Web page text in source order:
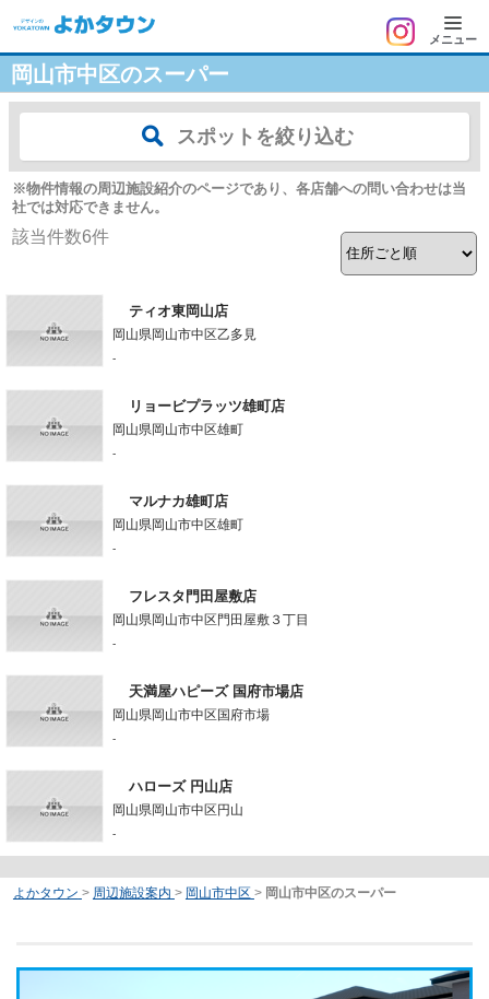
メニュー
岡山市中区のスーパー
スポットを絞り込む
※物件情報の周辺施設紹介のページであり、各店舗への問い合わせは当
社では対応できません。
該当件数6件
ティオ東岡山店
岡山県岡山市中区乙多見
-
リョービプラッツ雄町店
岡山県岡山市中区雄町
-
マルナカ雄町店
岡山県岡山市中区雄町
-
フレスタ門田屋敷店
岡山県岡山市中区門田屋敷３丁目
-
天満屋ハピーズ 国府市場店
岡山県岡山市中区国府市場
-
ハローズ 円山店
岡山県岡山市中区円山
-
よかタウン > 周辺施設案内 > 岡山市中区 > 岡山市中区のスーパー